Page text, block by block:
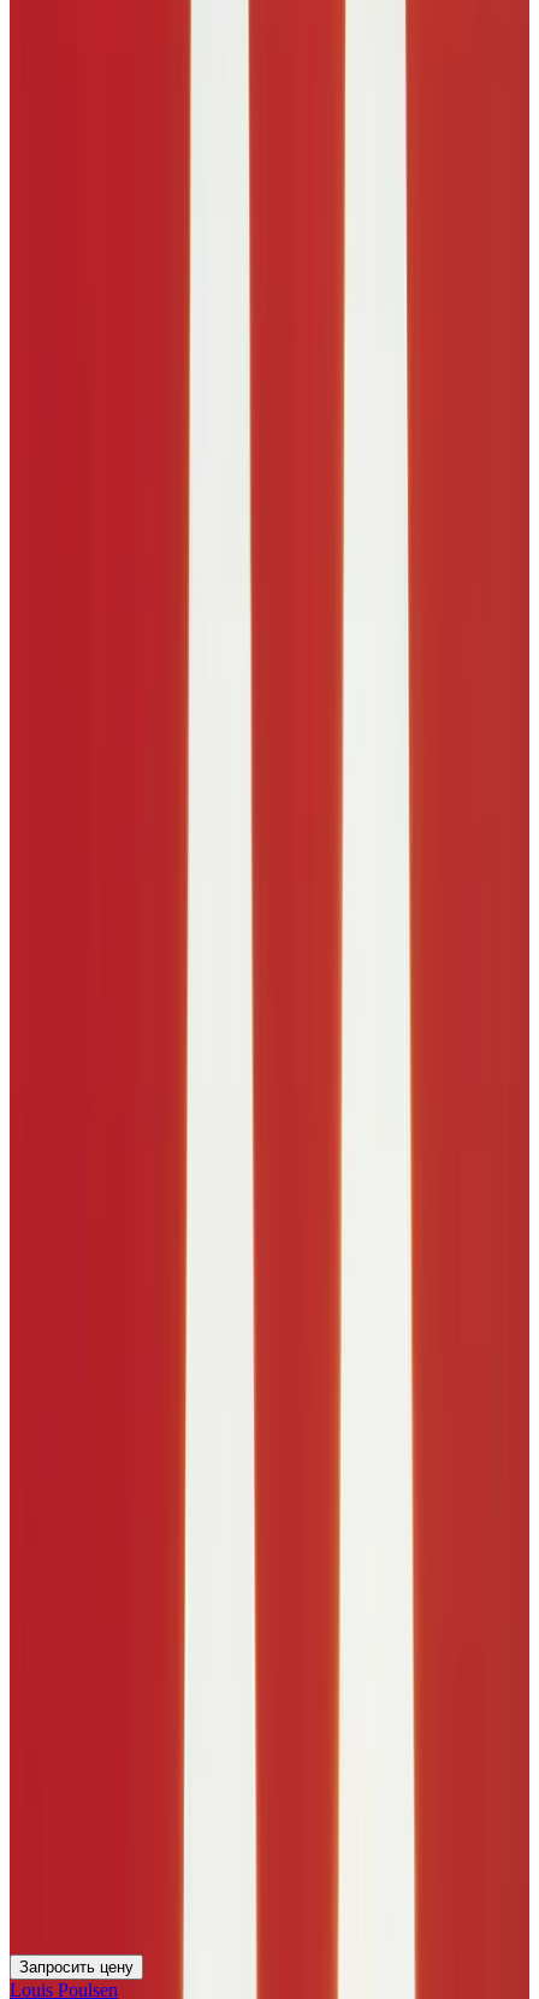
Запросить цену
Louis Poulsen